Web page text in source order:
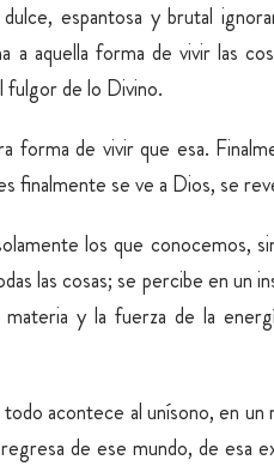
espantosa y brutal
a aquella forma de vivir las
fulgor de lo Divino.
forma de vivir que esa.
finalmente se ve a Dios, se
los que conocemos,
las cosas; se percibe en un
y la fuerza de la
acontece al unísono, en
de ese mundo, de esa